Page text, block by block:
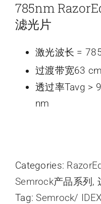
785nm
滤光片
激光波长 =
过渡带宽63 cm
透过率Tavg >
nm
Categories:
Semrock产品系列 ,
Tag:Semrock/